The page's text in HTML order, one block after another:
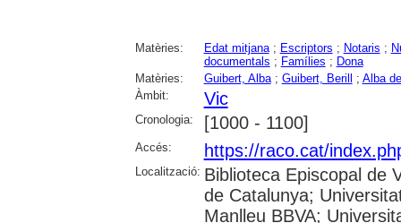
Matèries: Edat mitjana; Escriptors ; Notaris ;
documentals ; Famílies ; Dona
Matèries:
Guibert, Alba; Guibert, Berill ; Alba
Àmbit:
Vic
Cronologia: [1000 - 1100]
Accés: https://raco.cat/
Localització: Biblioteca Episcopal de
de Catalunya;
Manlleu BBVA;